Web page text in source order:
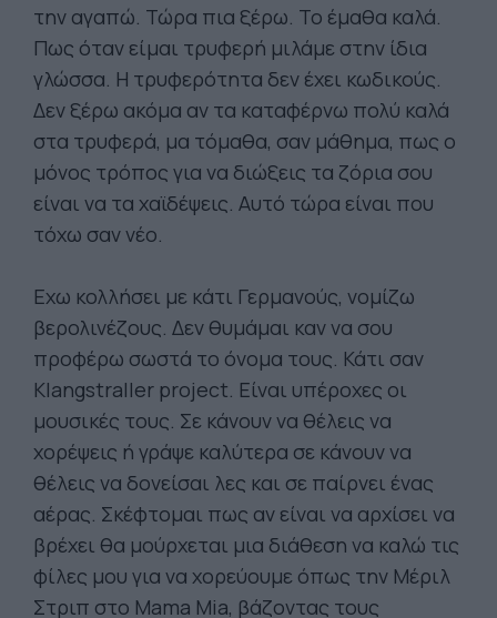
την αγαπώ. Τώρα πια ξέρω. Το έμαθα καλά.
Πως όταν είμαι τρυφερή μιλάμε στην ίδια
γλώσσα. Η τρυφερότητα δεν έχει κωδικούς.
Δεν ξέρω ακόμα αν τα καταφέρνω πολύ καλά
στα τρυφερά, μα τόμαθα, σαν μάθημα, πως ο
μόνος τρόπος για να διώξεις τα ζόρια σου
είναι να τα χαϊδέψεις. Αυτό τώρα είναι που
τόχω σαν νέο.
Εχω κολλήσει με κάτι Γερμανούς, νομίζω
βερολινέζους. Δεν θυμάμαι καν να σου
προφέρω σωστά το όνομα τους. Κάτι σαν
Klangstraller project. Είναι υπέροχες οι
μουσικές τους. Σε κάνουν να θέλεις να
χορέψεις ή γράψε καλύτερα σε κάνουν να
θέλεις να δονείσαι λες και σε παίρνει ένας
αέρας. Σκέφτομαι πως αν είναι να αρχίσει να
βρέχει θα μούρχεται μια διάθεση να καλώ τις
φίλες μου για να χορεύουμε όπως την Μέριλ
Στριπ στο Mama Mia, βάζοντας τους